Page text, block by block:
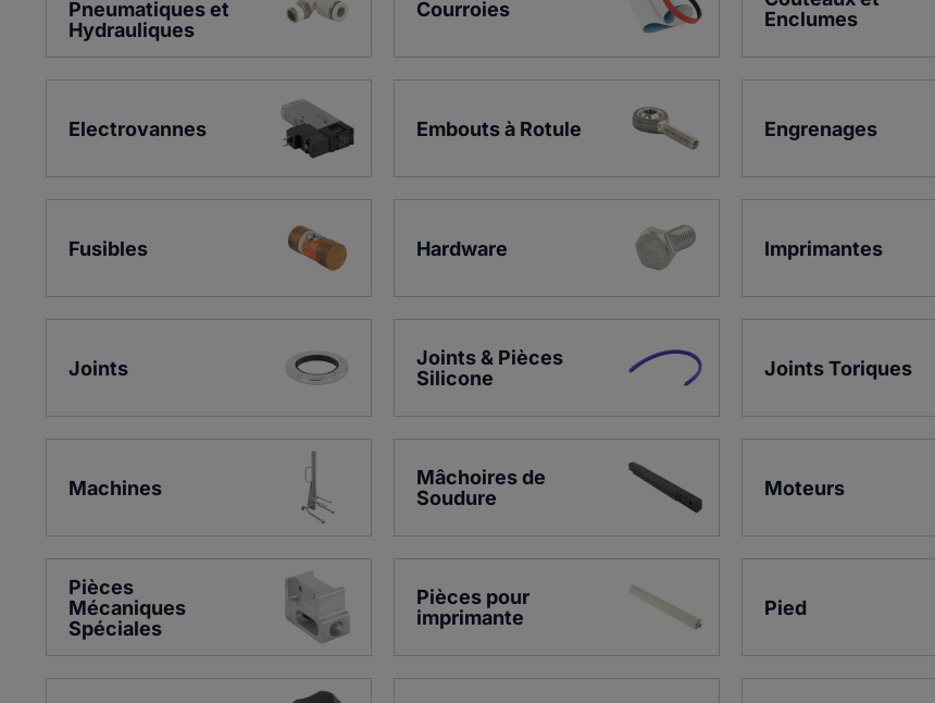
Pneumatiques et
Hydrauliques
Courroies
Enclumes
Electrovannes Embouts à Rotule Engrenages
Fusibles Hardware Imprimantes
Joints
Joints & Pièces
Silicone
Joints Toriques
Machines
Mâchoires de
Soudure
Moteurs
Pièces
Mécaniques
Spéciales
Pièces pour
imprimante
Pied